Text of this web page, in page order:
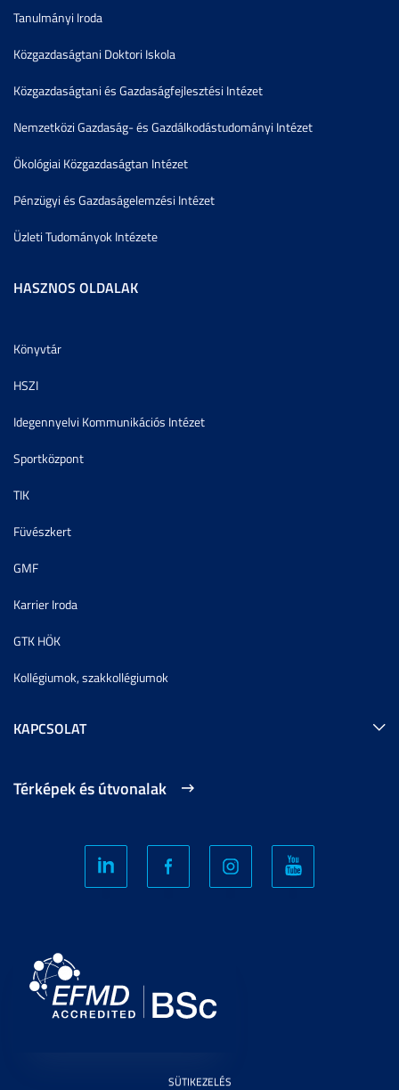
Tanulmányi Iroda
Közgazdaságtani Doktori Iskola
Közgazdaságtani és Gazdaságfejlesztési Intézet
Nemzetközi Gazdaság- és Gazdálkodástudományi Intézet
Ökológiai Közgazdaságtan Intézet
Pénzügyi és Gazdaságelemzési Intézet
Üzleti Tudományok Intézete
HASZNOS OLDALAK
Könyvtár
HSZI
Idegennyelvi Kommunikációs Intézet
Sportközpont
TIK
Füvészkert
GMF
Karrier Iroda
GTK HÖK
Kollégiumok, szakkollégiumok
KAPCSOLAT
Térképek és útvonalak
SÜTIKEZELÉS